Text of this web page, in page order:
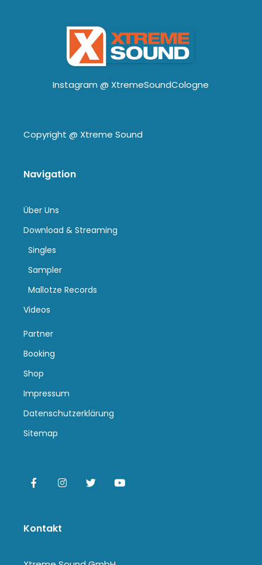
Instagram @ XtremeSoundCologne
Copyright @ Xtreme Sound
Navigation
Über Uns
Download & Streaming
Singles
Sampler
Mallotze Records
Videos
Partner
Booking
Shop
Impressum
Datenschutzerklärung
Sitemap
Kontakt